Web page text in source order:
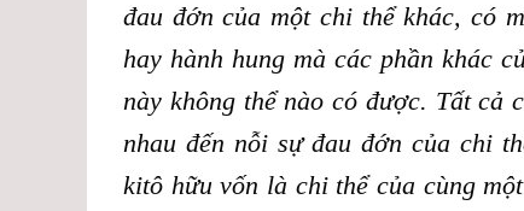
đau đớn của một chi thể khác, có
hay hành hung mà các phần khác
này không thể nào có được. Tất cả
nhau đến nỗi sự đau đớn của chi
kitô hữu vốn là chi thể của cùng